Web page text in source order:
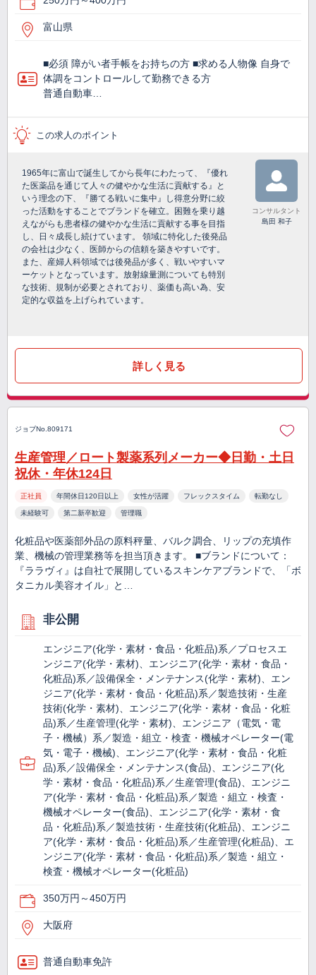
富山県
■必須 障がい者手帳をお持ちの方 ■求める人物像 自身で
体調をコントロールして勤務できる方
普通自動車…
この求人のポイント
1965年に富山で誕生してから長年にわたって、『優れ
た医薬品を通じて人々の健やかな生活に貢献する』と
いう理念の下、『勝てる戦いに集中』し得意分野に絞
った活動をすることでブランドを確立。困難を乗り越
えながらも患者様の健やかな生活に貢献する事を目指
し、日々成長し続けています。 領域に特化した後発品
の会社は少なく、医師からの信頼を築きやすいです。
また、産婦人科領域では後発品が多く、戦いやすいマ
ーケットとなっています。放射線量測についても特別
な技術、規制が必要とされており、薬価も高い為、安
定的な収益を上げられています。
コンサルタント
島田 和子
詳しく見る
ジョブNo.809171
生産管理／ロート製薬系列メーカー◆日勤・土日
祝休・年休124日
正社員 年間休日120日以上 女性が活躍 フレックスタイム 転勤なし
未経験可 第二新卒歓迎 管理職
化粧品や医薬部外品の原料秤量、バルク調合、リップの充填作
業、機械の管理業務等を担当頂きます。 ■ブランドについて：
『ララヴィ』は自社で展開しているスキンケアブランドで、「ボ
タニカル美容オイル」と…
非公開
エンジニア(化学・素材・食品・化粧品)系／プロセスエ
ンジニア(化学・素材)、エンジニア(化学・素材・食品・
化粧品)系／設備保全・メンテナンス(化学・素材)、エン
ジニア(化学・素材・食品・化粧品)系／製造技術・生産
技術(化学・素材)、エンジニア(化学・素材・食品・化粧
品)系／生産管理(化学・素材)、エンジニア（電気・電
子・機械）系／製造・組立・検査・機械オペレーター(電
気・電子・機械)、エンジニア(化学・素材・食品・化粧
品)系／設備保全・メンテナンス(食品)、エンジニア(化
学・素材・食品・化粧品)系／生産管理(食品)、エンジニ
ア(化学・素材・食品・化粧品)系／製造・組立・検査・
機械オペレーター(食品)、エンジニア(化学・素材・食
品・化粧品)系／製造技術・生産技術(化粧品)、エンジニ
ア(化学・素材・食品・化粧品)系／生産管理(化粧品)、エ
ンジニア(化学・素材・食品・化粧品)系／製造・組立・
検査・機械オペレーター(化粧品)
350万円～450万円
大阪府
普通自動車免許